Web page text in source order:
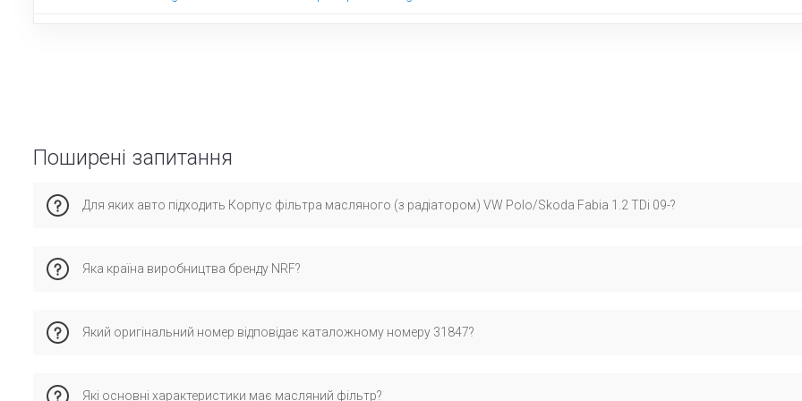
Поширені запитання
Для яких авто підходить Корпус фільтра масляного (з радіатором) VW Polo/Skoda Fabia 1.2 TDi 09-?
помилок при установці.
Яка країна виробництва бренду NRF?
стандартам і перевірену сумісність з оригінальними деталями.
Який оригінальний номер відповідає каталожному номеру 31847?
з автомобілем.
Які основні характеристики має масляний фільтр?